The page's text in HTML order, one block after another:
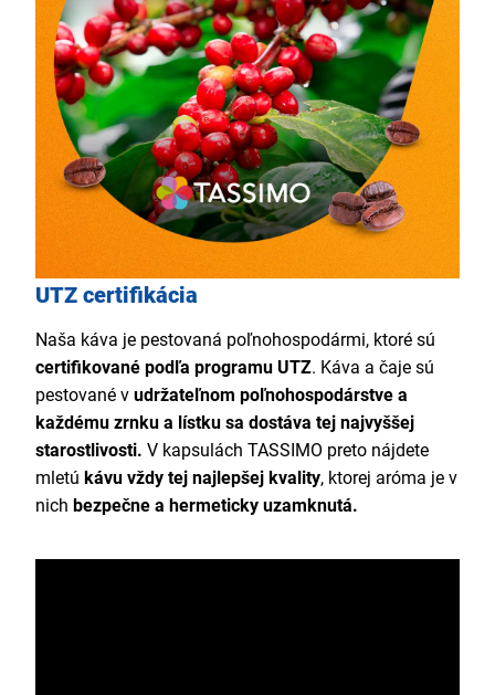
UTZ certifikácia
Naša káva je pestovaná poľnohospodármi, ktoré sú
certifikované podľa programu UTZ. Káva a čaje sú
pestované v udržateľnom poľnohospodárstve a
každému zrnku a lístku sa dostáva tej najvyššej
starostlivosti. V kapsulách TASSIMO preto nájdete
mletú kávu vždy tej najlepšej kvality, ktorej aróma je v
nich bezpečne a hermeticky uzamknutá.